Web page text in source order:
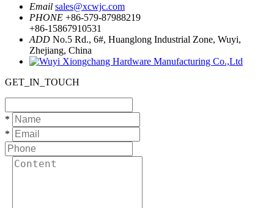
Email sales@xcwjc.com
PHONE +86-579-87988219
+86-15867910531
ADD No.5 Rd., 6#, Huanglong Industrial Zone, Wuyi,
Zhejiang, China
GET_IN_TOUCH
*
*